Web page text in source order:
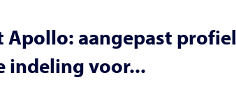
Apollo: aangepast
indeling voor...